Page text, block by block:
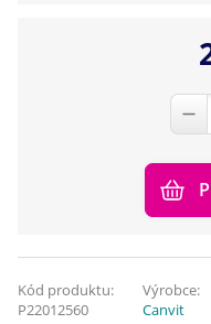
Kód produktu:
P22012560
Výrobce:
Canvit